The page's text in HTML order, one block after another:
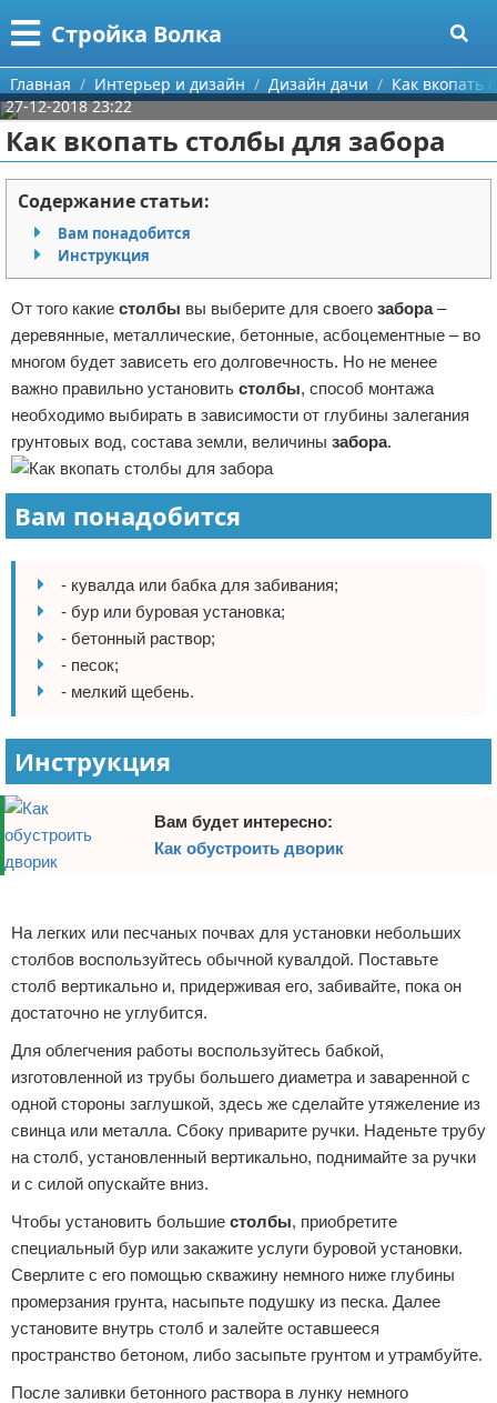
Стройка Волка
Меню
Главная
Категории
Строительство
Мебель
Интерьер и дизайн
Дизайн дачи
Дизайн квартиры
Кухня
Посуда
Ремонт
Ремонт дачи
Ремонт квартиры
Инструменты
Ванная
Домашний быт
Коммунальные услуги
Сантехника
Безопасность
Разное
Поиск
О проекте
Контакты
Сотрудничество
Размещение рекламы
Для правообладателей
Условия предоставления информации
Отказ от ответственности
Главная Интерьер и дизайн Дизайн дачи
Как вкопать
27-12-2018 23:22
Как вкопать столбы для забора
Содержание статьи:
Вам понадобится
Инструкция
От того какие столбы вы выберите для своего забора–
деревянные, металлические, бетонные, асбоцементные – во
многом будет зависеть его долговечность. Но не менее
важно правильно установить столбы, способ монтажа
необходимо выбирать в зависимости от глубины залегания
грунтовых вод, состава земли, величины забора.
Вам понадобится
- кувалда или бабка для забивания;
- бур или буровая установка;
- бетонный раствор;
- песок;
- мелкий щебень.
Инструкция
Вам будет интересно:
Как обустроить дворик
На легких или песчаных почвах для установки небольших
столбов воспользуйтесь обычной кувалдой. Поставьте
столб вертикально и, придерживая его, забивайте, пока он
достаточно не углубится.
Для облегчения работы воспользуйтесь бабкой,
изготовленной из трубы большего диаметра и заваренной с
одной стороны заглушкой, здесь же сделайте утяжеление из
свинца или металла. Сбоку приварите ручки. Наденьте трубу
на столб, установленный вертикально, поднимайте за ручки
и с силой опускайте вниз.
Чтобы установить большие столбы, приобретите
специальный бур или закажите услуги буровой установки.
Сверлите с его помощью скважину немного ниже глубины
промерзания грунта, насыпьте подушку из песка. Далее
установите внутрь столб и залейте оставшееся
пространство бетоном, либо засыпьте грунтом и утрамбуйте.
После заливки бетонного раствора в лунку немного